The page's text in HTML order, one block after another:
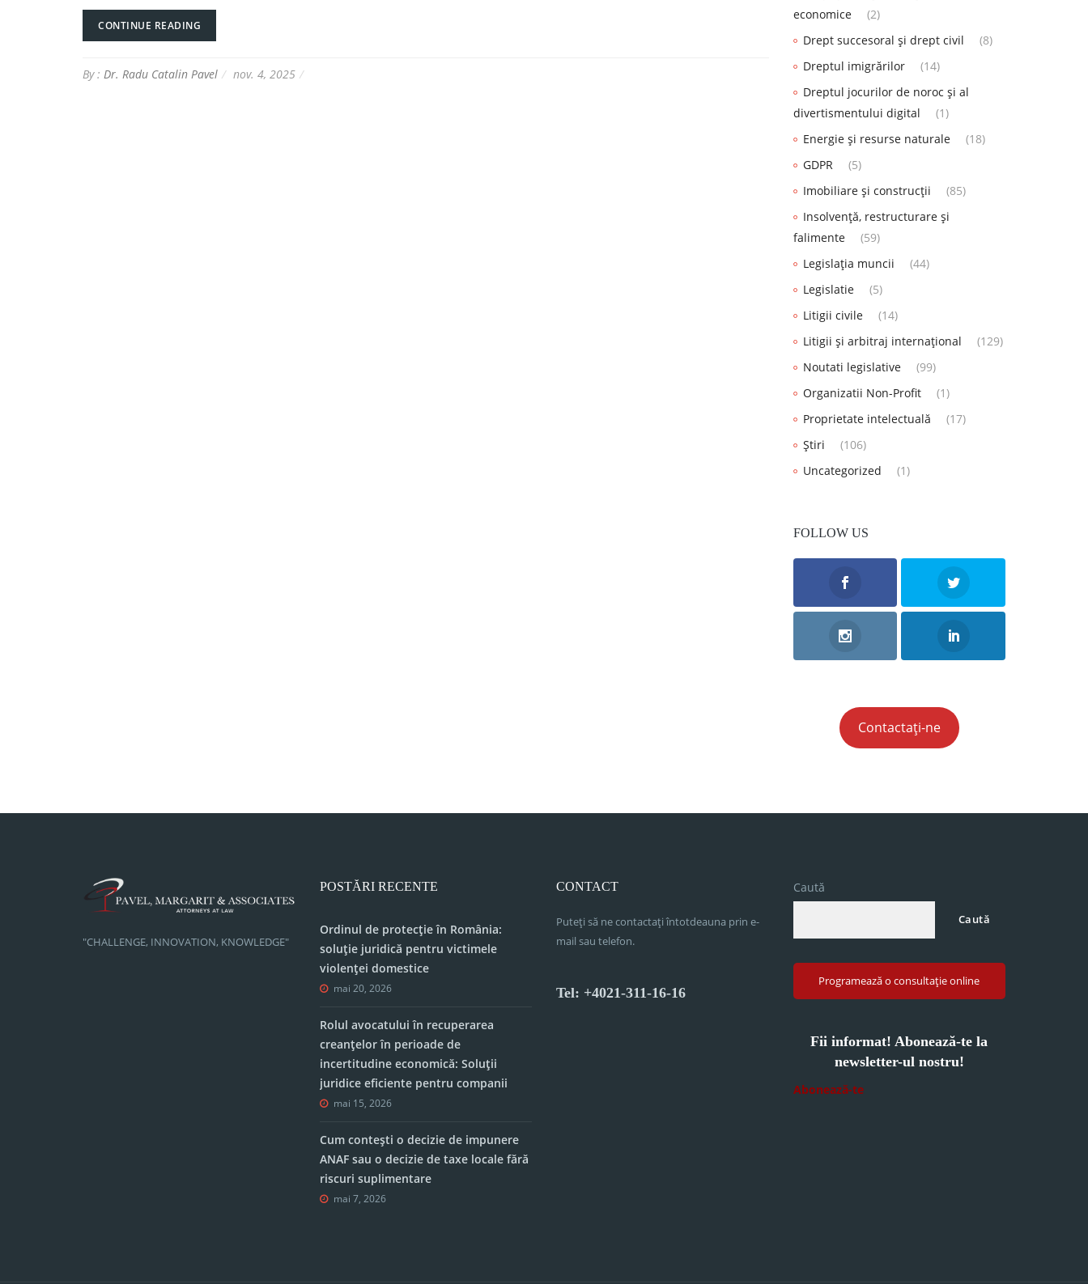
CONTINUE READING
By : Dr. Radu Catalin Pavel nov. 4, 2025
economice
(2)
Drept succesoral și drept civil
(8)
Dreptul imigrărilor
(14)
Dreptul jocurilor de noroc și al
divertismentului digital
(1)
Energie și resurse naturale
(18)
GDPR
(5)
Imobiliare și construcții
(85)
Insolvență, restructurare și
falimente
(59)
Legislația muncii
(44)
Legislatie
(5)
Litigii civile
(14)
Litigii și arbitraj internațional
(129)
Noutati legislative
(99)
Organizatii Non-Profit
(1)
Proprietate intelectuală
(17)
Știri
(106)
Uncategorized
(1)
FOLLOW US
Contactați-ne
"CHALLENGE, INNOVATION, KNOWLEDGE"
POSTĂRI RECENTE
Ordinul de protecție în România:
soluție juridică pentru victimele
violenței domestice
mai 20, 2026
Rolul avocatului în recuperarea
creanțelor în perioade de
incertitudine economică: Soluții
juridice eficiente pentru companii
mai 15, 2026
Cum contești o decizie de impunere
ANAF sau o decizie de taxe locale fără
riscuri suplimentare
mai 7, 2026
CONTACT
Puteți să ne contactați întotdeauna prin e-
mail sau telefon.
Tel: +4021-311-16-16
Caută
Caută
Programează o consultație online
Fii informat! Abonează-te la
newsletter-ul nostru!
Abonează-te